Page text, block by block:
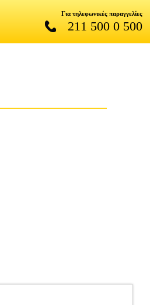
Για τηλεφωνικές παραγγελίες
211 500 0 500